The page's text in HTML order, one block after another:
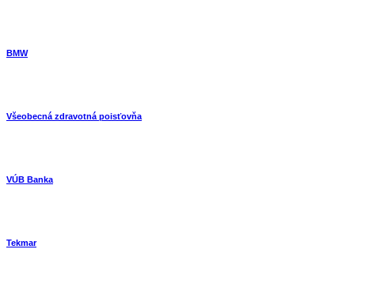
BMW
Všeobecná zdravotná poisťovňa
VÚB Banka
Tekmar